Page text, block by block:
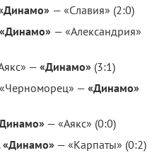
— «Славия» (2:0)
«Динамо» — «Александрия»
— «Динамо» (3:1)
«Черноморец» — «Динамо»
— «Аякс» (0:0)
«Динамо» — «Карпаты» (0:2)